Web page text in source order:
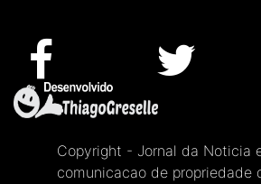
Copyright - Jornal da Noticia
comunicacao de propriedade